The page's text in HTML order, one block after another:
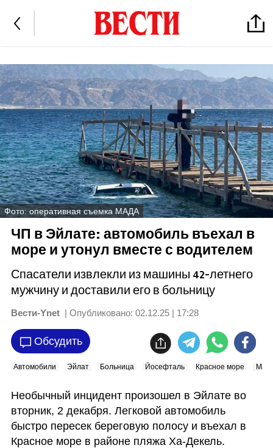
Фото: оперативная съемка МАДА
ЧП в Эйлате: автомобиль въехал в
море и утонул вместе с водителем
Спасатели извлекли из машины 42-летнего
мужчину и доставили его в больницу
Вести-Ynet | Опубликовано: 02.12.25 | 17:28
Обсудить
Автомобили Эйлат Больница Йосефталь Красное море
Необычный инцидент произошел в Эйлате во
вторник, 2 декабря. Легковой автомобиль
быстро пересек береговую полосу и въехал в
Красное море в районе пляжа Ха-Декель.